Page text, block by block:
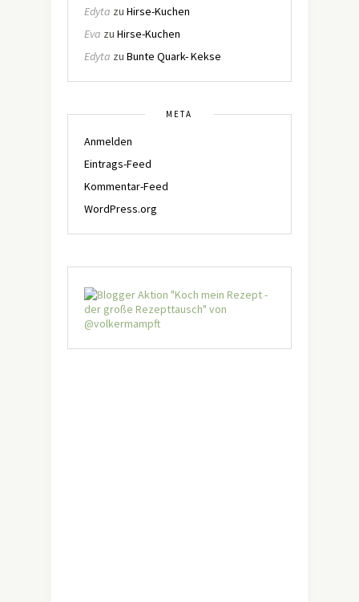
Edyta zu Hirse-Kuchen
Eva zu Hirse-Kuchen
Edyta zu Bunte Quark- Kekse
META
Anmelden
Eintrags-Feed
Kommentar-Feed
WordPress.org